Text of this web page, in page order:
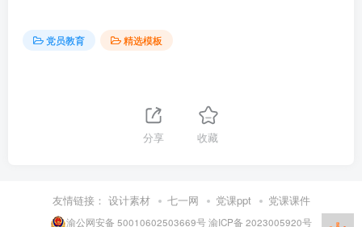
党员教育 精选模板
分享 收藏
友情链接： 设计素材 七一网 党课ppt 党课课件
渝公网安备 50010602503669号渝ICP备 2023005920号